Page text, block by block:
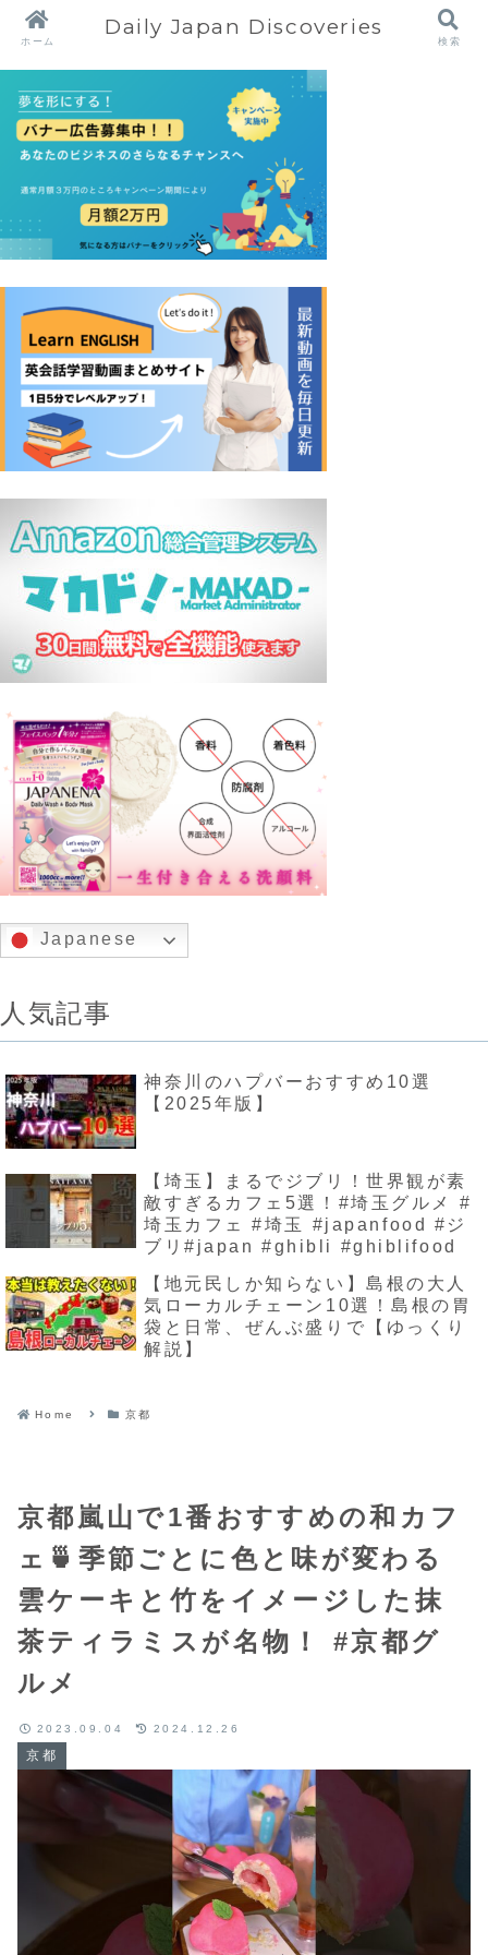
Japanese
人気記事
神奈川のハプバーおすすめ10選
【2025年版】
【埼玉】まるでジブリ！世界観が素
敵すぎるカフェ5選！#埼玉グルメ #
埼玉カフェ #埼玉 #japanfood #ジ
ブリ#japan #ghibli #ghiblifood
【地元民しか知らない】島根の大人
気ローカルチェーン10選！島根の胃
袋と日常、ぜんぶ盛りで【ゆっくり
解説】
Home 京都
京都嵐山で1番おすすめの和カフ
ェ🍵季節ごとに色と味が変わる
雲ケーキと竹をイメージした抹
茶ティラミスが名物！ #京都グ
ルメ
京都
2023.09.04 2024.12.26
ホーム
Daily Japan Discoveries
検索